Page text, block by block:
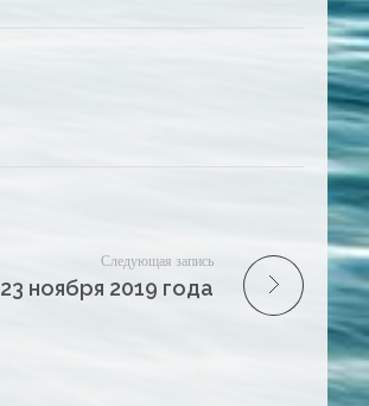
Следующая запись
23 ноября 2019 года